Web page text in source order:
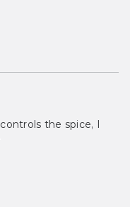
the spice, I